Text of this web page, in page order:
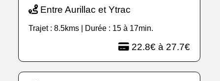
Entre Aurillac et Ytrac
Trajet : 8.5kms | Durée : 15 à 17min.
22.8€ à 27.7€